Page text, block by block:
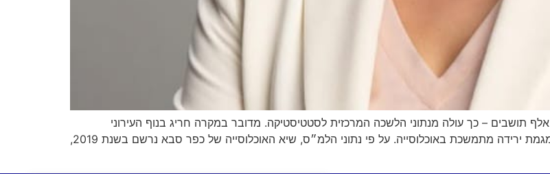
לראשונה מזה שנים, מספר תושבי כפר סבא ירד אל מתחת ל־100 אלף תושבים – כך עולה מנתוני הלשכה המרכזית לסטטיסטיקה. מדובר במקרה חריג בנוף העירוני
בישראל, שבו עיר שחצתה בעבר את רף 100 אלף התושבים חווה מגמת ירידה מתמשכת באוכלוסייה. על פי נתוני הלמ״ס, שיא האוכלוסייה של כפר סבא נרשם בשנת 2019,